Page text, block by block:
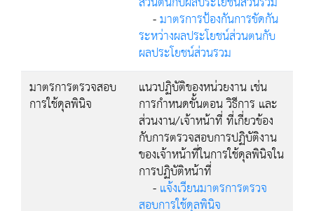
-มาตรการป้องกันการขัดกัน
ระหว่างผลประโยชน์ส่วนตนกับ
ผลประโยชน์ส่วนรวม
มาตรการตรวจสอบ
การใช้ดุลพินิจ
แนวปฏิบัติของหน่วยงาน เช่น
การกำหนดขั้นตอน วิธีการ และ
ส่วนงาน/เจ้าหน้าที่ ที่เกี่ยวข้อง
กับการตรวจสอบการปฏิบัติงาน
ของเจ้าหน้าที่ในการใช้ดุลพินิจใน
การปฏิบัติหน้าที่
-แจ้งเวียนมาตรการตรวจ
สอบการใช้ดุลพินิจ